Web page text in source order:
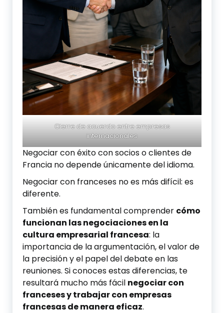
Cierre de acuerdo entre empresas
internacionales
Negociar con éxito con socios o clientes de
Francia no depende únicamente del idioma.
Negociar con franceses no es más difícil: es
diferente.
También es fundamental comprender cómo
funcionan las negociaciones en la
cultura empresarial francesa: la
importancia de la argumentación, el valor de
la precisión y el papel del debate en las
reuniones. Si conoces estas diferencias, te
resultará mucho más fácil negociar con
franceses y trabajar con empresas
francesas de manera eficaz.